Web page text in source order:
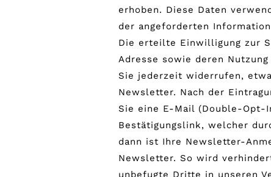
erhoben. Diese Daten
der angeforderten
Die erteilte Einwilligung zur
Adresse sowie deren
Sie jederzeit widerrufen,
Newsletter. Nach der
Sie eine E-Mail (Double-Opt-
Bestätigungslink, welcher
dann ist Ihre Newsletter-
Newsletter. So wird
unbefugte Dritte in unseren